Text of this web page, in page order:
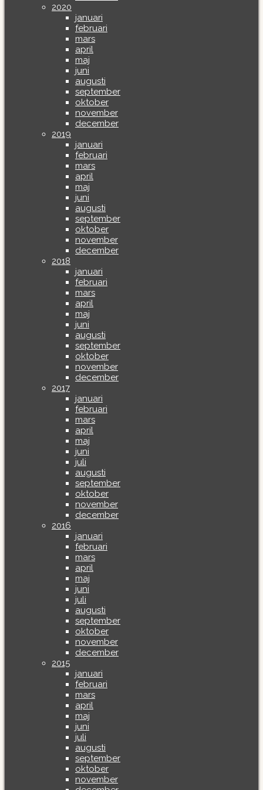
2020
januari
februari
mars
april
maj
juni
augusti
september
oktober
november
december
2019
januari
februari
mars
april
maj
juni
augusti
september
oktober
november
december
2018
januari
februari
mars
april
maj
juni
augusti
september
oktober
november
december
2017
januari
februari
mars
april
maj
juni
juli
augusti
september
oktober
november
december
2016
januari
februari
mars
april
maj
juni
juli
augusti
september
oktober
november
december
2015
januari
februari
mars
april
maj
juni
juli
augusti
september
oktober
november